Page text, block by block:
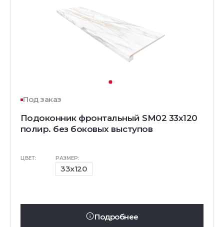
Под заказ
Подоконник фронтальный SM02 33х120
полир. без боковых выступов
ЦВЕТ: РАЗМЕР:
33x120
Подробнее